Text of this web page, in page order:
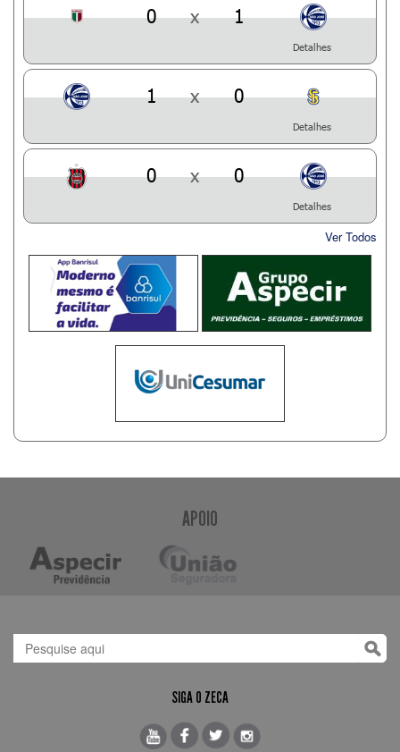
0 x 1
Detalhes
1 x 0
Detalhes
0 x 0
Detalhes
Ver Todos
APOIO
SIGA O ZECA